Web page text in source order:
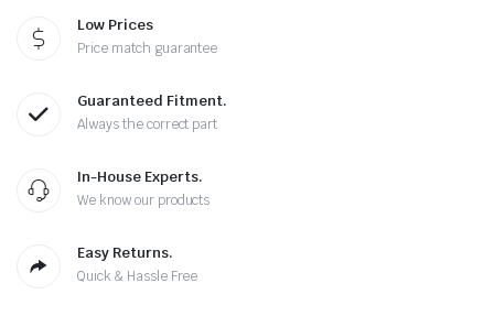
Low Prices
Price match guarantee
Guaranteed Fitment.
Always the correct part
In-House Experts.
We know our products
Easy Returns.
Quick & Hassle Free